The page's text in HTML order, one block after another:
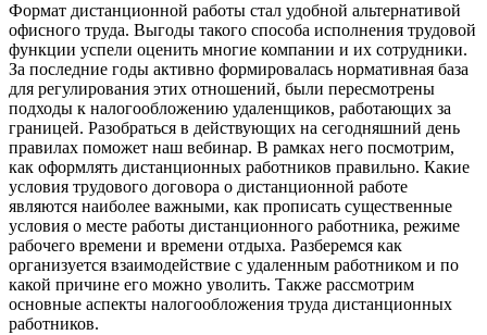
Формат дистанционной работы стал удобной альтернативой
офисного труда. Выгоды такого способа исполнения трудовой
функции успели оценить многие компании и их сотрудники.
За последние годы активно формировалась нормативная база
для регулирования этих отношений, были пересмотрены
подходы к налогообложению удаленщиков, работающих за
границей. Разобраться в действующих на сегодняшний день
правилах поможет наш вебинар. В рамках него посмотрим,
как оформлять дистанционных работников правильно. Какие
условия трудового договора о дистанционной работе
являются наиболее важными, как прописать существенные
условия о месте работы дистанционного работника, режиме
рабочего времени и времени отдыха. Разберемся как
организуется взаимодействие с удаленным работником и по
какой причине его можно уволить. Также рассмотрим
основные аспекты налогообложения труда дистанционных
работников.